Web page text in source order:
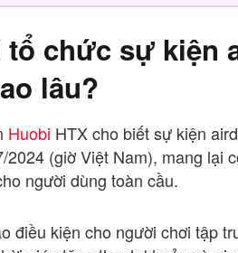
tổ chức sự kiện
lâu?
Huobi HTX cho biết sự kiện
2024 (giờ Việt Nam), mang lại
người dùng toàn cầu.
điều kiện cho người chơi tập